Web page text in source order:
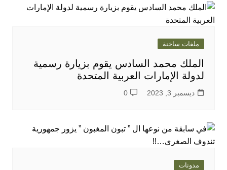
ملفات ساخنة
الملك محمد السادس يقوم بزيارة رسمية
لدولة الإمارات العربية المتحدة
ديسمبر 3, 2023 0
مدونات